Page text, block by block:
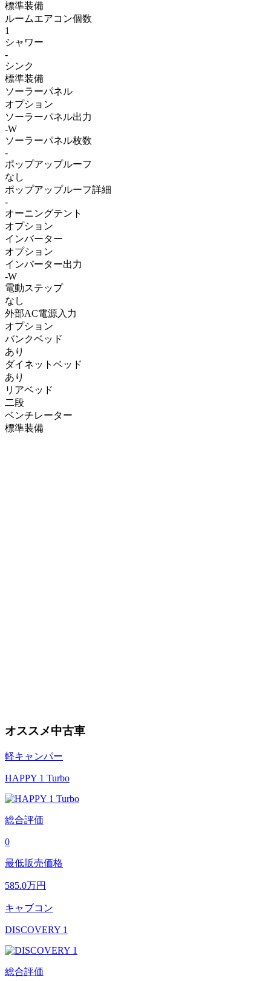
標準装備
ルームエアコン個数
1
シャワー
-
シンク
標準装備
ソーラーパネル
オプション
ソーラーパネル出力
-W
ソーラーパネル枚数
-
ポップアップルーフ
なし
ポップアップルーフ詳細
-
オーニングテント
オプション
インバーター
オプション
インバーター出力
-W
電動ステップ
なし
外部AC電源入力
オプション
バンクベッド
あり
ダイネットベッド
あり
リアベッド
二段
ベンチレーター
標準装備
オススメ中古車
軽キャンパー
HAPPY 1 Turbo
総合評価
0
最低販売価格
585.0万円
キャブコン
DISCOVERY 1
総合評価